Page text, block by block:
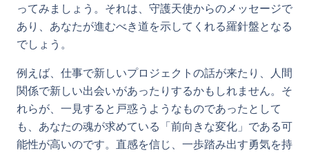
ってみましょう。それは、守護天使からのメッセージで
あり、あなたが進むべき道を示してくれる羅針盤となる
でしょう。
例えば、仕事で新しいプロジェクトの話が来たり、人間
関係で新しい出会いがあったりするかもしれません。そ
れらが、一見すると戸惑うようなものであったとして
も、あなたの魂が求めている「前向きな変化」である可
能性が高いのです。直感を信じ、一歩踏み出す勇気を持